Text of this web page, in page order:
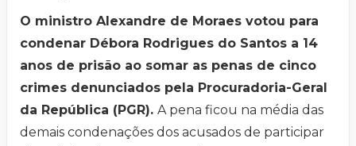
O ministro Alexandre de Moraes votou para
condenar Débora Rodrigues do Santos a 14
anos de prisão ao somar as penas de cinco
crimes denunciados pela Procuradoria-Geral
da República (PGR). A pena ficou na média das
demais condenações dos acusados de participar